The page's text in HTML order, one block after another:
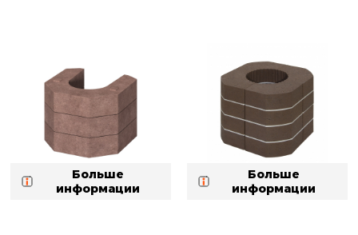
Больше
информации
Больше
информации